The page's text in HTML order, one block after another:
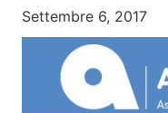
Settembre 6, 2017